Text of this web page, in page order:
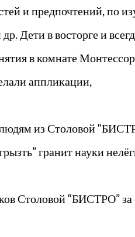
и предпочтений, по
Дети в восторге и
в комнате
аппликации,
из Столовой
гранит науки
Столовой “БИСТРО”